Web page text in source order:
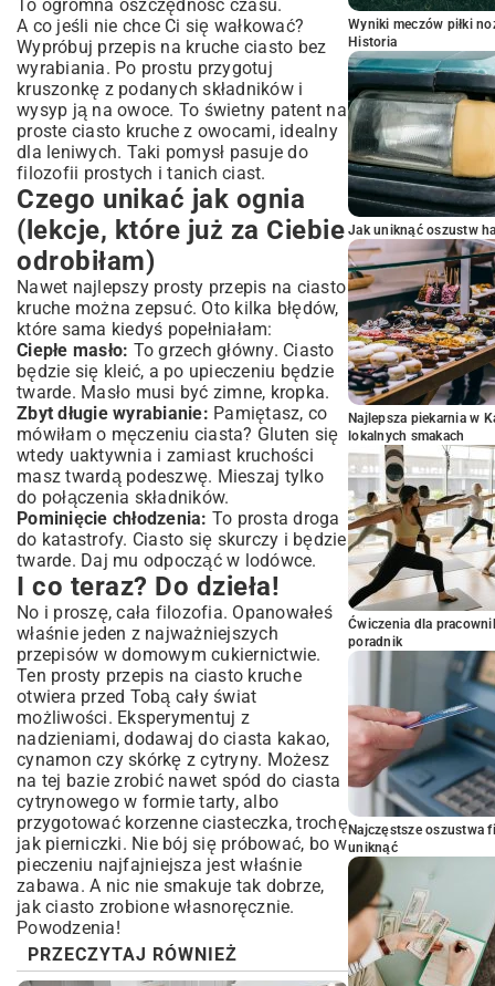
To ogromna oszczędność czasu.
A co jeśli nie chce Ci się wałkować?
Wypróbuj przepis na kruche ciasto bez
wyrabiania. Po prostu przygotuj
kruszonkę z podanych składników i
wysyp ją na owoce. To świetny patent na
proste ciasto kruche z owocami, idealny
dla leniwych. Taki pomysł pasuje do
filozofii prostych i tanich ciast.
Czego unikać jak ognia
(lekcje, które już za Ciebie
odrobiłam)
Nawet najlepszy prosty przepis na ciasto
kruche można zepsuć. Oto kilka błędów,
które sama kiedyś popełniałam:
Ciepłe masło: To grzech główny. Ciasto
będzie się kleić, a po upieczeniu będzie
twarde. Masło musi być zimne, kropka.
Zbyt długie wyrabianie: Pamiętasz, co
mówiłam o męczeniu ciasta? Gluten się
wtedy uaktywnia i zamiast kruchości
masz twardą podeszwę. Mieszaj tylko
do połączenia składników.
Pominięcie chłodzenia: To prosta droga
do katastrofy. Ciasto się skurczy i będzie
twarde. Daj mu odpocząć w lodówce.
I co teraz? Do dzieła!
No i proszę, cała filozofia. Opanowałeś
właśnie jeden z najważniejszych
przepisów w domowym cukiernictwie.
Ten prosty przepis na ciasto kruche
otwiera przed Tobą cały świat
możliwości. Eksperymentuj z
nadzieniami, dodawaj do ciasta kakao,
cynamon czy skórkę z cytryny. Możesz
na tej bazie zrobić nawet spód do ciasta
cytrynowegow formie tarty, albo
przygotować korzenne ciasteczka, trochę
jak pierniczki. Nie bój się próbować, bo w
pieczeniu najfajniejsza jest właśnie
zabawa. A nic nie smakuje tak dobrze,
jak ciasto zrobione własnoręcznie.
Powodzenia!
PRZECZYTAJ RÓWNIEŻ
Wyniki meczów piłki
Historia
Jak uniknąć oszustw
Najlepsza piekarnia w
lokalnych smakach
Ćwiczenia dla
poradnik
Najczęstsze oszustwa
uniknąć